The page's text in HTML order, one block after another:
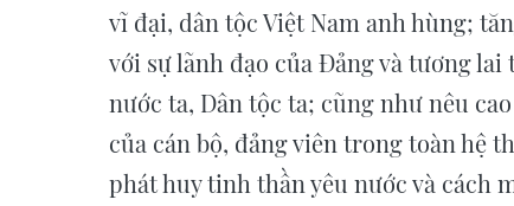
vĩ đại, dân tộc Việt Nam anh hùng;
với sự lãnh đạo của Đảng và tương lai
nước ta, Dân tộc ta; cũng như nêu
của cán bộ, đảng viên trong toàn hệ
phát huy tinh thần yêu nước và cách